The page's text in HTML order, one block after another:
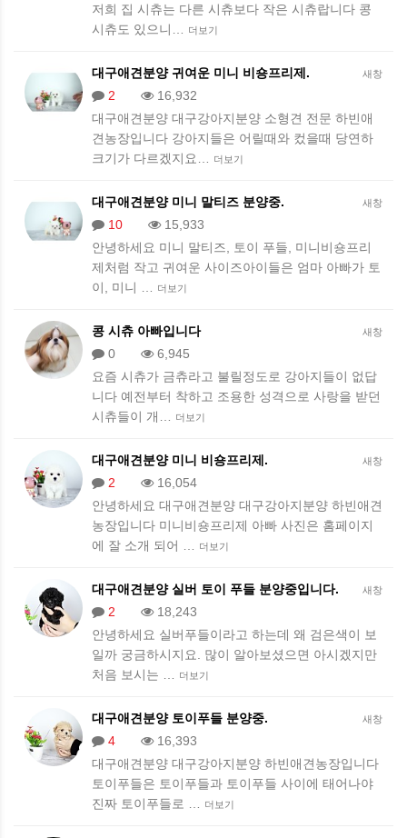
저희 집 시츄는 다른 시츄보다 작은 시츄랍니다 콩
시츄도 있으니…
더보기
새창
대구애견분양 귀여운 미니 비숑프리제.
2
16,932
대구애견분양 대구강아지분양 소형견 전문 하빈애
견농장입니다 강아지들은 어릴때와 컸을때 당연하
크기가 다르겠지요…
더보기
새창
대구애견분양 미니 말티즈 분양중.
10
15,933
안녕하세요 미니 말티즈, 토이 푸들, 미니비숑프리
제처럼 작고 귀여운 사이즈아이들은 엄마 아빠가 토
이, 미니 …
더보기
새창
콩 시츄 아빠입니다
0
6,945
요즘 시츄가 금츄라고 불릴정도로 강아지들이 없답
니다 예전부터 착하고 조용한 성격으로 사랑을 받던
시츄들이 개…
더보기
새창
대구애견분양 미니 비숑프리제.
2
16,054
안녕하세요 대구애견분양 대구강아지분양 하빈애견
농장입니다 미니비숑프리제 아빠 사진은 홈페이지
에 잘 소개 되어 …
더보기
새창
대구애견분양 실버 토이 푸들 분양중입니다.
2
18,243
안녕하세요 실버푸들이라고 하는데 왜 검은색이 보
일까 궁금하시지요. 많이 알아보셨으면 아시겠지만
처음 보시는 …
더보기
새창
대구애견분양 토이푸들 분양중.
4
16,393
대구애견분양 대구강아지분양 하빈애견농장입니다
토이푸들은 토이푸들과 토이푸들 사이에 태어나야
진짜 토이푸들로 …
더보기